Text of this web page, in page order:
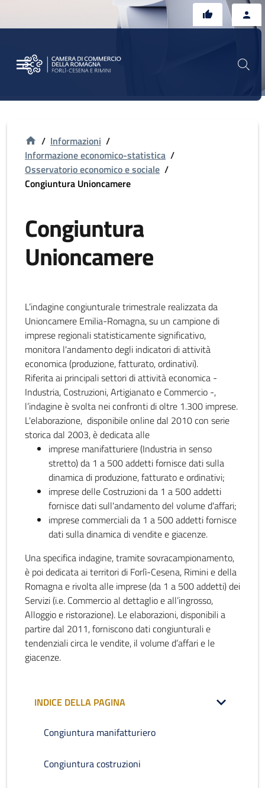
/ Informazioni /
Informazione economico-statistica /
Osservatorio economico e sociale /
Congiuntura Unioncamere
Congiuntura
Unioncamere
L’indagine congiunturale trimestrale realizzata da
Unioncamere Emilia-Romagna, su un campione di
imprese regionali statisticamente significativo,
monitora l'andamento degli indicatori di attività
economica (produzione, fatturato, ordinativi).
Riferita ai principali settori di attività economica -
Industria, Costruzioni, Artigianato e Commercio -,
l’indagine è svolta nei confronti di oltre 1.300 imprese.
L'elaborazione, disponibile online dal 2010 con serie
storica dal 2003, è dedicata alle
imprese manifatturiere (Industria in senso
stretto) da 1 a 500 addetti fornisce dati sulla
dinamica di produzione, fatturato e ordinativi;
imprese delle Costruzioni da 1 a 500 addetti
fornisce dati sull'andamento del volume d'affari;
imprese commerciali da 1 a 500 addetti fornisce
dati sulla dinamica di vendite e giacenze.
Una specifica indagine, tramite sovracampionamento,
è poi dedicata ai territori di Forlì-Cesena, Rimini e della
Romagna e rivolta alle imprese (da 1 a 500 addetti) dei
Servizi (i.e. Commercio al dettaglio e all’ingrosso,
Alloggio e ristorazione). Le elaborazioni, disponibili a
partire dal 2011, forniscono dati congiunturali e
tendenziali circa le vendite, il volume d’affari e le
giacenze.
INDICE DELLA PAGINA
Congiuntura manifatturiero
Congiuntura costruzioni